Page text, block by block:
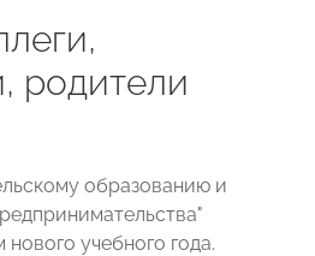
родители
образованию и
нового учебного года.